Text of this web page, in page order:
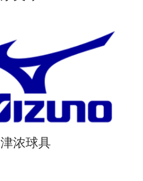
浓球具